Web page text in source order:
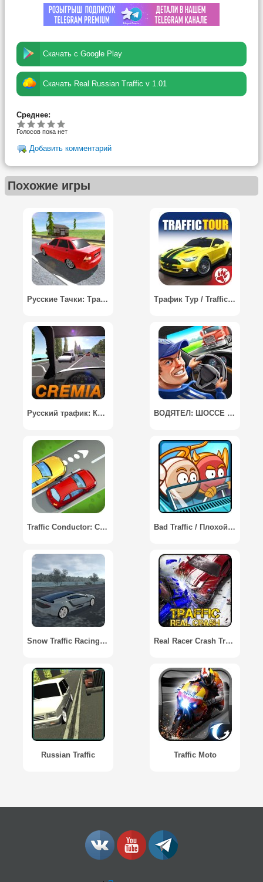
Скачать с Google Play
Скачать Real Russian Traffic v 1.01
Среднее:
Голосов пока нет
Добавить комментарий
Похожие игры
Русские Тачки: Трафик / Russian Cars: Traffic Трафик Тур / Traffic Tour
Русский трафик: Крым / Russian Traffic: Crimea ВОДЯТЕЛ: ШОССЕ - ТРАФИК РЕЙСЕР
Traffic Conductor: Car Control / Трафик: Управляй Автомобилями Bad Traffic / Плохой Трафик
Snow Traffic Racing / Зимний трафик гонщик Real Racer Crash Traffic 3D
Russian Traffic Traffic Moto